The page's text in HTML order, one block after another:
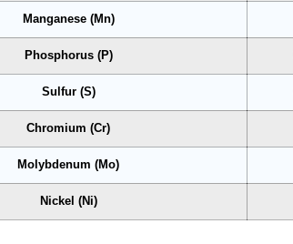
Manganese (Mn)
Phosphorus (P)
Sulfur (S)
Chromium (Cr)
Molybdenum (Mo)
Nickel (Ni)